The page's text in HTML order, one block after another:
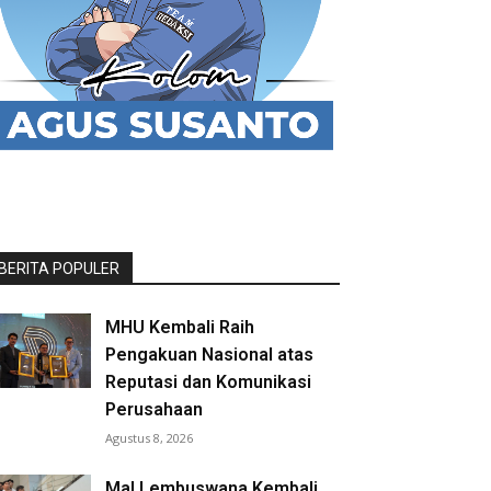
POPULER
MHU Kembali Raih
Pengakuan Nasional atas
Reputasi dan Komunikasi
Perusahaan
Agustus 8, 2026